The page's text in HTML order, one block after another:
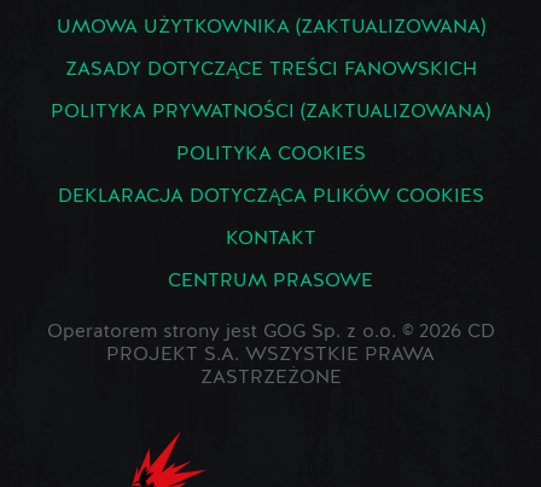
UMOWA UŻYTKOWNIKA (ZAKTUALIZOWANA)
ZASADY DOTYCZĄCE TREŚCI FANOWSKICH
POLITYKA PRYWATNOŚCI (ZAKTUALIZOWANA)
POLITYKA COOKIES
DEKLARACJA DOTYCZĄCA PLIKÓW COOKIES
KONTAKT
CENTRUM PRASOWE
Operatorem strony jest GOG Sp. z o.o. © 2026 CD
PROJEKT S.A. WSZYSTKIE PRAWA
ZASTRZEŻONE